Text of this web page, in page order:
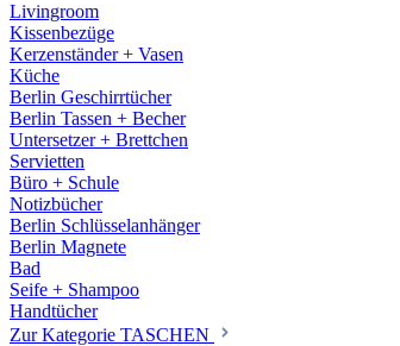
Livingroom
Kissenbezüge
Kerzenständer + Vasen
Küche
Berlin Geschirrtücher
Berlin Tassen + Becher
Untersetzer + Brettchen
Servietten
Büro + Schule
Notizbücher
Berlin Schlüsselanhänger
Berlin Magnete
Bad
Seife + Shampoo
Handtücher
Zur Kategorie TASCHEN